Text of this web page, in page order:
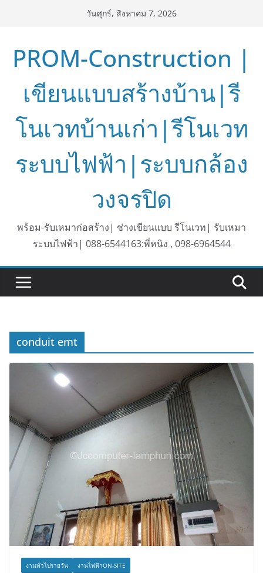
วันศุกร์, สิงหาคม 7, 2026
PROM-Construction |
เขียนแบบสร้างบ้าน|รี
โนเวทบ้านเก่า|รีโนเวท
ระบบไฟฟ้า|ระบบกล้อง
วงจรปิด
พร้อม-รับเหมาก่อสร้าง| ช่างเขียนแบบ รีโนเวท| รับเหมา
ระบบไฟฟ้า| 088-6544163:พี่หนิง , 098-6964544
conduit emt
งานทั่วไปรายวัน งานไฟฟ้าON-SITE